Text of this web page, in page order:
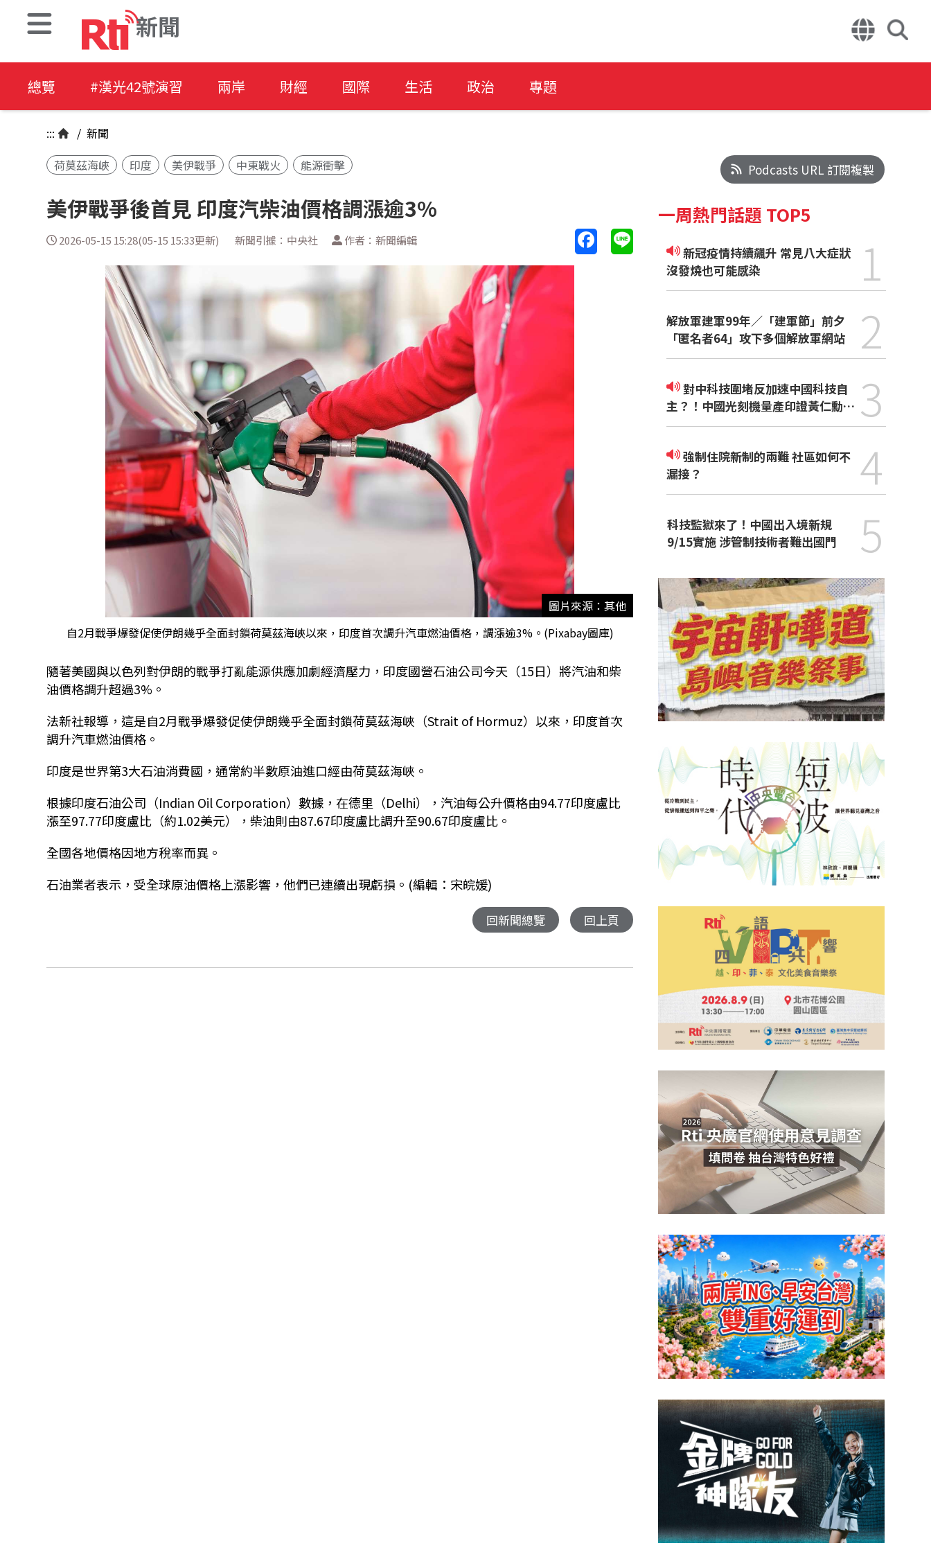
新聞
總覽 #漢光42號演習 兩岸 財經 國際 生活 政治 專題
::: / 新聞
荷莫茲海峽
印度 美伊戰爭 中東戰火 能源衝擊
美伊戰爭後首見 印度汽柴油價格調漲逾3%
2026-05-15 15:28(05-15 15:33更新) 新聞引據：中央社 作者：新聞編輯
圖片來源：其他
自2月戰爭爆發促使伊朗幾乎全面封鎖荷莫茲海峽以來，印度首次調升汽車燃油價格，調漲逾3%。(Pixabay圖庫)
隨著美國與以色列對伊朗的戰爭打亂能源供應加劇經濟壓力，印度國營石油公司今天（15日）將汽油和柴
油價格調升超過3%。
法新社報導，這是自2月戰爭爆發促使伊朗幾乎全面封鎖荷莫茲海峽（Strait of Hormuz）以來，印度首次
調升汽車燃油價格。
印度是世界第3大石油消費國，通常約半數原油進口經由荷莫茲海峽。
根據印度石油公司（Indian Oil Corporation）數據，在德里（Delhi），汽油每公升價格由94.77印度盧比
漲至97.77印度盧比（約1.02美元），柴油則由87.67印度盧比調升至90.67印度盧比。
全國各地價格因地方稅率而異。
石油業者表示，受全球原油價格上漲影響，他們已連續出現虧損。(編輯：宋皖媛)
回新聞總覽 回上頁
Podcasts URL 訂閱複製
一周熱門話題 TOP5
新冠疫情持續飆升 常見八大症狀
沒發燒也可能感染
1
解放軍建軍99年／「建軍節」前夕
「匿名者64」攻下多個解放軍網站
2
對中科技圍堵反加速中國科技自
主？！中國光刻機量產印證黃仁勳觀
點
3
強制住院新制的兩難 社區如何不
漏接？
4
科技監獄來了！中國出入境新規
9/15實施 涉管制技術者難出國門
5